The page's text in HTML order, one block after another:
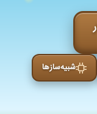
شبیه‌سازها